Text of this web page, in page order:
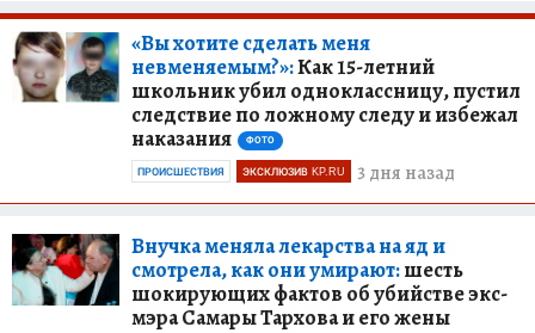
«Вы хотите сделать меня
невменяемым?»:Как 15-летний
школьник убил одноклассницу, пустил
следствие по ложному следу и избежал
наказания
ФОТО
3 дня назад
ПРОИСШЕСТВИЯ ЭКСКЛЮЗИВ KP.RU
Внучка меняла лекарства на яд и
смотрела, как они умирают:шесть
шокирующих фактов об убийстве экс-
мэра Самары Тархова и его жены